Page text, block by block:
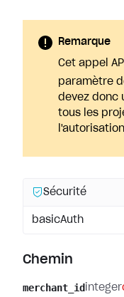
Remarque
Cet appel
paramètre
devez donc
tous les
Sécurité
basicAuth
Chemin
merchant_id integer